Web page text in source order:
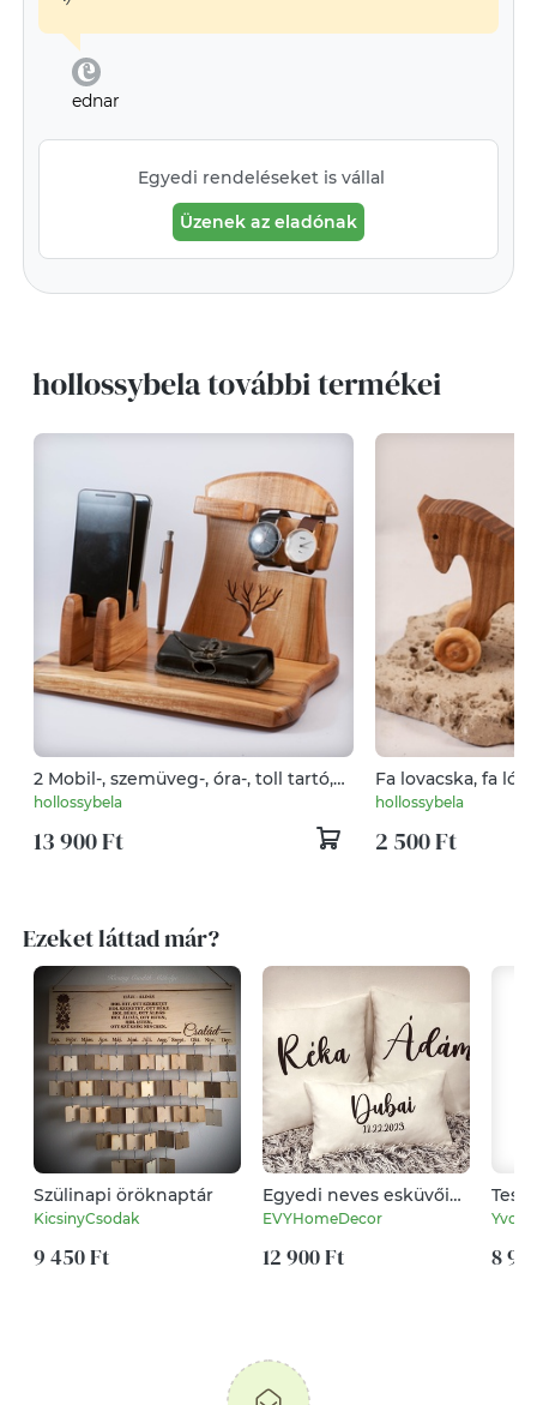
ednar
Egyedi rendeléseket is vállal
Üzenek az eladónak
hollossybela további termékei
2 Mobil-, szemüveg-, óra-, toll tartó,
asztali rendező
hollossybela
13 900 Ft
Fa lovacska, fa ló
hollossybela
2 500 Ft
Ezeket láttad már?
Szülinapi öröknaptár
KicsinyCsodak
9 450 Ft
Egyedi neves esküvői
nászajándék párna
páros ajándék, esküvői
ajándék huzat + belső
EVYHomeDecor
12 900 Ft 8